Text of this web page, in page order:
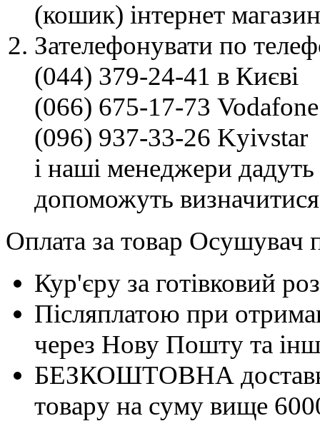
(кошик) інтернет
Зателефонувати по
(044) 379-24-41 в Києві
(066) 675-17-73 Vodafone
(096) 937-33-26 Kyivstar
і наші менеджери дадуть
допоможуть
Оплата за товар Осушувач
Кур'єру за готівковий
Післяплатою при
через Нову Пошту та
БЕЗКОШТОВНА
товару на суму вище